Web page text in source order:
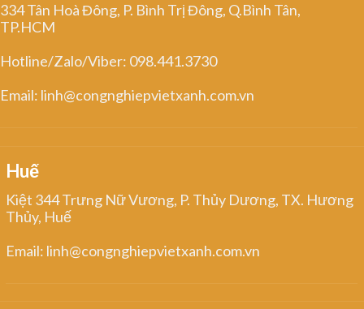
334 Tân Hoà Đông, P. Bình Trị Đông, Q.Bình Tân,
TP.HCM
Hotline/Zalo/Viber: 098.441.3730
Email: linh@congnghiepvietxanh.com.vn
Huế
Kiệt 344 Trưng Nữ Vương, P. Thủy Dương, TX. Hương
Thủy, Huế
Email: linh@congnghiepvietxanh.com.vn